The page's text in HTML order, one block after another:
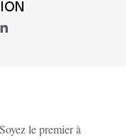
le premier à